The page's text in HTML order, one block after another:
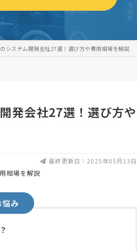
システム開発会社27選！選び方や費用相場を解説
発会社27選！選び方や
最終更新日：2025年05月13日
み